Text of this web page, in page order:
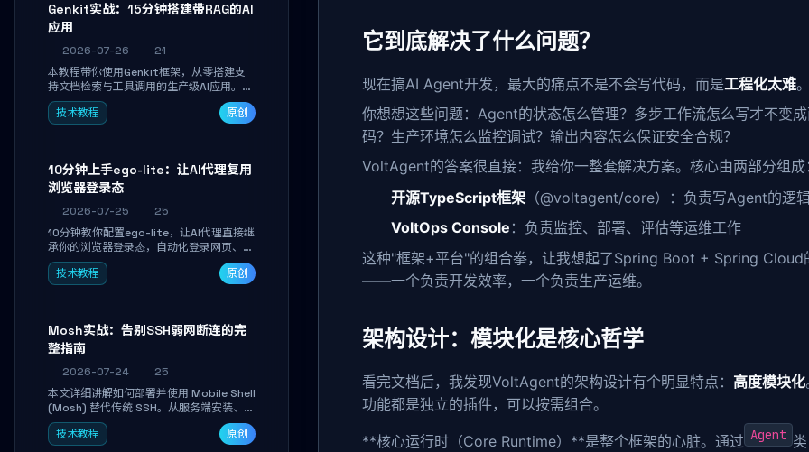
Genkit实战：15分钟搭建带RAG的AI
应用
2026-07-26
21
本教程带你使用Genkit框架，从零搭建支
持文档检索与工具调用的生产级AI应用。通
过环境配置、核心代码编写与调试避坑指
南，学完即可掌握多模型切换、RAG管道构
技术教程 原创
10分钟上手ego-lite：让AI代理复用
浏览器登录态
2026-07-25
25
10分钟教你配置ego-lite，让AI代理直接继
承你的浏览器登录态，自动化登录网页、抓
取数据，无需分享密码，多任务并行不干扰
日常使用。
技术教程 原创
Mosh实战：告别SSH弱网断连的完
整指南
2026-07-24
25
本文详细讲解如何部署并使用 Mobile Shell
(Mosh) 替代传统 SSH。从服务端安装、防
火墙放行到多平台客户端连接，手把手带你
掌握本地回显、连接漫游与断线自动恢复等
技术教程 原创
它到底解决了什么问题？
现在搞AI Agent开发，最大的痛点不是不会写代码，而是工程化太难。
你想想这些问题：Agent的状态怎么管理？多步工作流怎么写才不变
码？生产环境怎么监控调试？输出内容怎么保证安全合规？
VoltAgent的答案很直接：我给你一整套解决方案。核心由两部分组成
开源TypeScript框架 （@voltagent/core）：负责写Agent的逻
VoltOps Console ：负责监控、部署、评估等运维工作
这种"框架+平台"的组合拳，让我想起了Spring Boot + Spring Cloud
——一个负责开发效率，一个负责生产运维。
架构设计：模块化是核心哲学
看完文档后，我发现VoltAgent的架构设计有个明显特点： 高度模块化
功能都是独立的插件，可以按需组合。
**核心运行时（Core Runtime）**是整个框架的心脏。通过 Agent